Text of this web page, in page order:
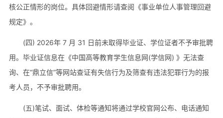
核公正情形的岗位。具体回避情形请查阅《事业单位人事管理回避
规定》。
(四) 2026年 7 月 31 日前未取得毕业证、学位证者不予审批聘
用。毕业证信息在《中国高等教育学生信息网(学信网) 》无法查
询、在“鼎立信”等网站查证有失信行为及筛查有违法犯罪行为的报
考人员，不予审批聘用。
(五)笔试、面试、体检等通知将通过学校官网公布、电话通知